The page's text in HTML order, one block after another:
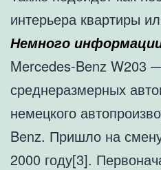
интерьера квартиры
Немного
Mercedes-Benz W203
среднеразмерных
немецкого
Benz. Пришло на
2000 году[3].